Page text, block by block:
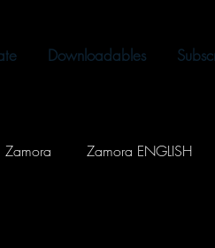
Downloadables
Zamora Zamora ENGLISH